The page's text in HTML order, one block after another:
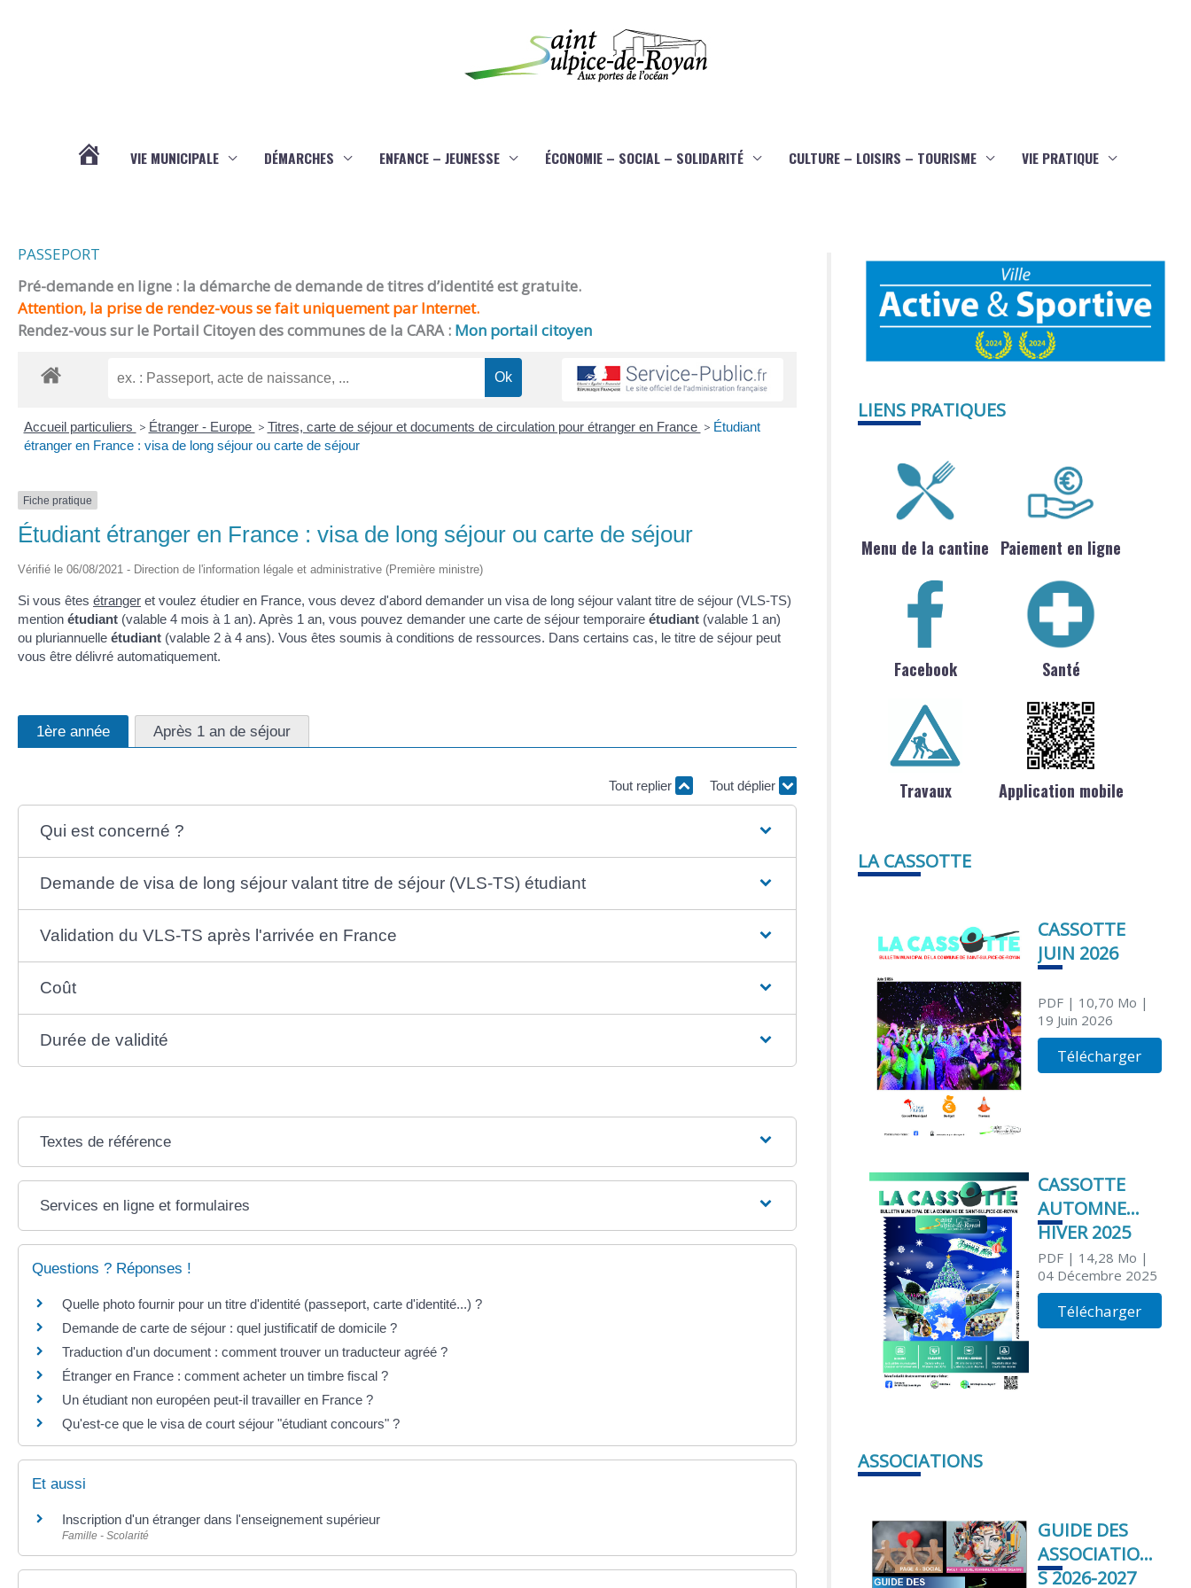
VIE MUNICIPALE DÉMARCHES ENFANCE – JEUNESSE ÉCONOMIE – SOCIAL – SOLIDARITÉ CULTURE – LOISIRS – TOURISME VIE PRATIQUE
PASSEPORT
Pré-demande en ligne : la démarche de demande de titres d’identité est gratuite.
Attention, la prise de rendez-vous se fait uniquement par Internet.
Rendez-vous sur le Portail Citoyen des communes de la CARA : Mon portail citoyen
Accueil particuliers > Étranger - Europe > Titres, carte de séjour et documents de circulation pour étranger en France > Étudiant
étranger en France : visa de long séjour ou carte de séjour
Fiche pratique
Étudiant étranger en France : visa de long séjour ou carte de séjour
Vérifié le 06/08/2021 - Direction de l'information légale et administrative (Première ministre)
Si vous êtes étranger et voulez étudier en France, vous devez d'abord demander un visa de long séjour valant titre de séjour (VLS-TS)
mention étudiant (valable 4 mois à 1 an). Après 1 an, vous pouvez demander une carte de séjour temporaire étudiant (valable 1 an)
ou pluriannuelle étudiant (valable 2 à 4 ans). Vous êtes soumis à conditions de ressources. Dans certains cas, le titre de séjour peut
vous être délivré automatiquement.
1ère année Après 1 an de séjour
Tout replier Tout déplier
Qui est concerné ?
Demande de visa de long séjour valant titre de séjour (VLS-TS) étudiant
Validation du VLS-TS après l'arrivée en France
Coût
Durée de validité
Textes de référence
Services en ligne et formulaires
Questions ? Réponses !
Quelle photo fournir pour un titre d'identité (passeport, carte d'identité...) ?
Demande de carte de séjour : quel justificatif de domicile ?
Traduction d'un document : comment trouver un traducteur agréé ?
Étranger en France : comment acheter un timbre fiscal ?
Un étudiant non européen peut-il travailler en France ?
Qu'est-ce que le visa de court séjour "étudiant concours" ?
Et aussi
Inscription d'un étranger dans l'enseignement supérieur
Famille - Scolarité
LIENS PRATIQUES
Menu de la cantine Paiement en ligne
Facebook Santé
Travaux Application mobile
LA CASSOTTE
CASSOTTE
JUIN 2026
PDF| 10,70 Mo |
19 Juin 2026
Télécharger
CASSOTTE
AUTOMNE
HIVER 2025
PDF| 14,28 Mo |
04 Décembre 2025
Télécharger
ASSOCIATIONS
GUIDE DES
ASSOCIATION
S 2026-2027